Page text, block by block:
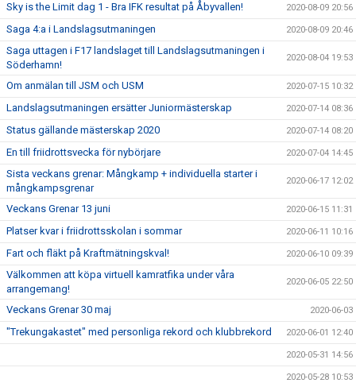
Sky is the Limit dag 1 - Bra IFK resultat på Åbyvallen! 2020-08-09 20:56
Saga 4:a i Landslagsutmaningen 2020-08-09 20:46
Saga uttagen i F17 landslaget till Landslagsutmaningen i
Söderhamn!
2020-08-04 19:53
Om anmälan till JSM och USM 2020-07-15 10:32
Landslagsutmaningen ersätter Juniormästerskap 2020-07-14 08:36
Status gällande mästerskap 2020 2020-07-14 08:20
En till friidrottsvecka för nybörjare 2020-07-04 14:45
Sista veckans grenar: Mångkamp + individuella starter i
mångkampsgrenar
2020-06-17 12:02
Veckans Grenar 13 juni 2020-06-15 11:31
Platser kvar i friidrottsskolan i sommar 2020-06-11 10:16
Fart och fläkt på Kraftmätningskval! 2020-06-10 09:39
Välkommen att köpa virtuell kamratfika under våra
arrangemang!
2020-06-05 22:50
Veckans Grenar 30 maj 2020-06-03
"Trekungakastet" med personliga rekord och klubbrekord 2020-06-01 12:40
2020-05-31 14:56
2020-05-28 10:53